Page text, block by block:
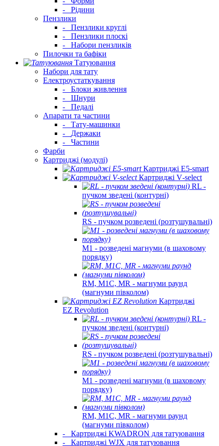
-
Рідини
Пензлики
-
Пензлики круглі
-
Пензлики плоскі
-
Набори пензликів
Пилочки та бафіки
Татуювання
Набори для тату
Електроустаткування
-
Блоки живлення
-
Шнури
-
Педалі
Апарати та частини
-
Тату-машинки
-
Держаки
-
Частини
Фарби
Картриджі (модулі)
Картриджі E5‑smart
Картриджі V‑select
RL -
пучком зведені (контурні)
RS - пучком розведені (розтушувальні)
M1 - розведені магнуми (в шаховому
порядку)
RM, M1C, MR - магнуми раунд
(магнуми півколом)
Картриджі
EZ Revolution
RL -
пучком зведені (контурні)
RS - пучком розведені (розтушувальні)
M1 - розведені магнуми (в шаховому
порядку)
RM, M1C, MR - магнуми раунд
(магнуми півколом)
-
Картриджі KWADRON для татуювання
-
Картриджі WJX для татуювання